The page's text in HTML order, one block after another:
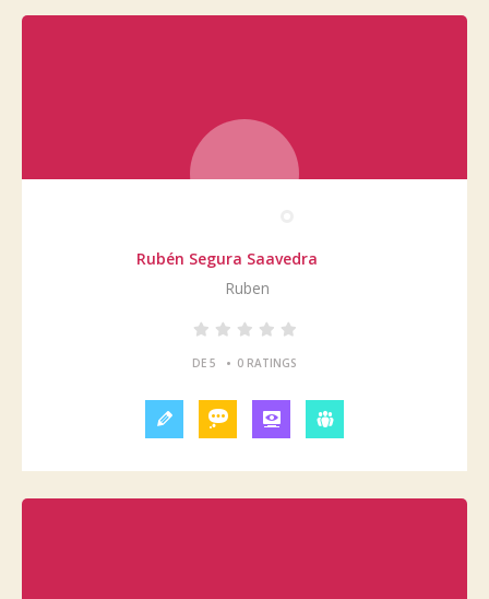
Rubén Segura Saavedra
Ruben
DE 5 • 0 RATINGS